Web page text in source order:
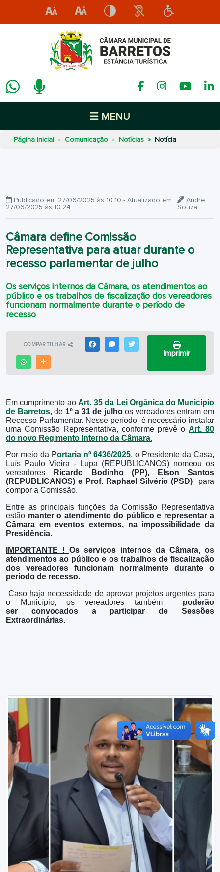
MENU
Página inicial Comunicação Notícias Notícia
Publicado em 27/06/2025 às 10:10 - Atualizado em
27/06/2025 às 10:24
Andre
Souza
Câmara define Comissão
Representativa para atuar durante o
recesso parlamentar de julho
Os serviços internos da Câmara, os atendimentos ao
público e os trabalhos de fiscalização dos vereadores
funcionam normalmente durante o período de
recesso
COMPARTILHAR FACEBOOKMESSENGER
WHATSAPP
Imprimir
Em cumprimento aoArt. 35 da Lei Orgânica do Município
de Barretos, de 1º a 31 de julhoos vereadores entram em
Recesso Parlamentar. Nesse período, é necessário instalar
uma Comissão Representativa, conforme prevê o Art. 80
do novo Regimento Interno da Câmara.
Por meio da Portaria nº 6436/2025, o Presidente da Casa,
Luís Paulo Vieira - Lupa (REPUBLICANOS) nomeou os
vereadores
Ricardo Bodinho (PP), Elson Santos
(REPUBLICANOS) e Prof. Raphael Silvério (PSD) para
compor a Comissão.
Entre as principais funções da Comissão Representativa
estão manter o atendimento do público e representar a
Câmara em eventos externos, na impossibilidade da
Presidência.
IMPORTANTE ! Os serviços internos da Câmara, os
atendimentos ao público e os trabalhos de fiscalização
dos vereadores funcionam normalmente durante o
período de recesso.
Caso haja necessidade de aprovar projetos urgentes para
o Município, os vereadores também poderão
ser convocados a participar de Sessões
Extraordinárias.